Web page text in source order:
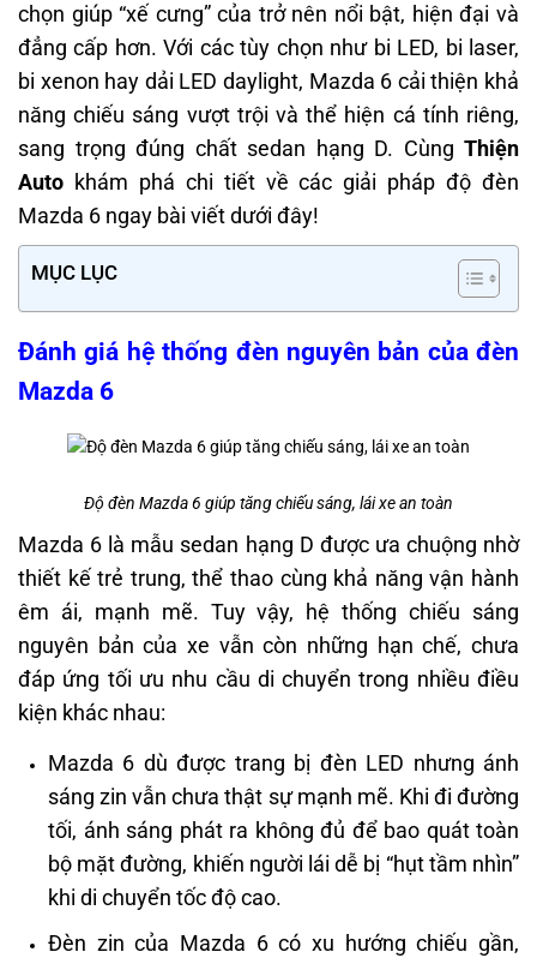
chọn giúp “xế cưng” của trở nên nổi bật, hiện đại và
đẳng cấp hơn. Với các tùy chọn như bi LED, bi laser,
bi xenon hay dải LED daylight, Mazda 6 cải thiện khả
năng chiếu sáng vượt trội và thể hiện cá tính riêng,
sang trọng đúng chất sedan hạng D. Cùng Thiện
Auto khám phá chi tiết về các giải pháp độ đèn
Mazda 6 ngay bài viết dưới đây!
MỤC LỤC
Đánh giá hệ thống đèn nguyên bản của đèn
Mazda 6
Độ đèn Mazda 6 giúp tăng chiếu sáng, lái xe an toàn
Mazda 6 là mẫu sedan hạng D được ưa chuộng nhờ
thiết kế trẻ trung, thể thao cùng khả năng vận hành
êm ái, mạnh mẽ. Tuy vậy, hệ thống chiếu sáng
nguyên bản của xe vẫn còn những hạn chế, chưa
đáp ứng tối ưu nhu cầu di chuyển trong nhiều điều
kiện khác nhau:
Mazda 6 dù được trang bị đèn LED nhưng ánh
sáng zin vẫn chưa thật sự mạnh mẽ. Khi đi đường
tối, ánh sáng phát ra không đủ để bao quát toàn
bộ mặt đường, khiến người lái dễ bị “hụt tầm nhìn”
khi di chuyển tốc độ cao.
Đèn zin của Mazda 6 có xu hướng chiếu gần,